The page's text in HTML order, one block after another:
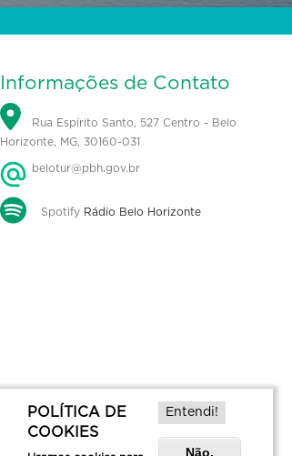
Informações de Contato
Rua Espírito Santo, 527 Centro - Belo
Horizonte, MG, 30160-031
belotur@pbh.gov.br
Spotify Rádio Belo Horizonte
POLÍTICA DE
COOKIES
Entendi!
Não,